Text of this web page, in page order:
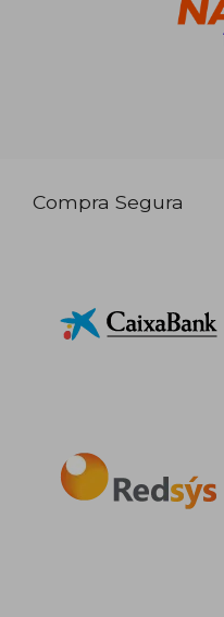
Compra Segura